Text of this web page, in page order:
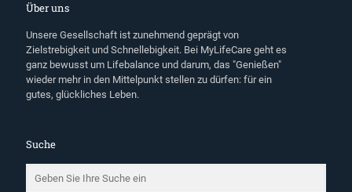
Über uns
Unsere Gesellschaft ist zunehmend geprägt von
Zielstrebigkeit und Schnellebigkeit. Bei MyLifeCare geht es
ganz bewusst um Lifebalance und darum, das "Genießen"
wieder mehr in den Mittelpunkt stellen zu dürfen: für ein
gutes, glückliches Leben.
Suche